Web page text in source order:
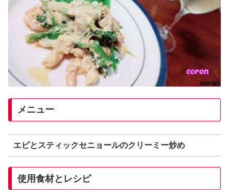
メニュー
エビとスティックセニョールのクリーミー炒め
使用食材とレシピ